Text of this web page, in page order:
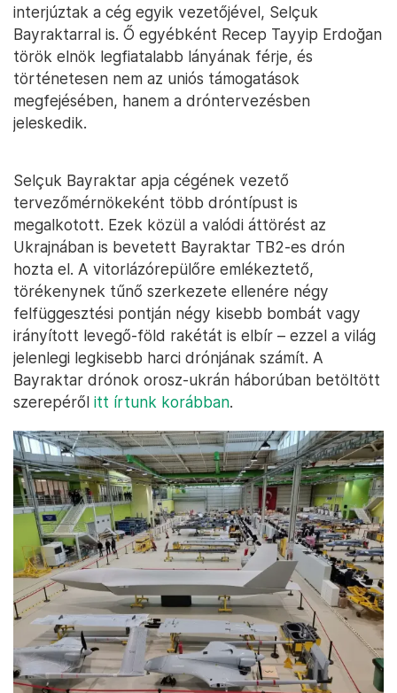
interjúztak a cég egyik vezetőjével, Selçuk
Bayraktarral is. Ő egyébként Recep Tayyip Erdoğan
török elnök legfiatalabb lányának férje, és
történetesen nem az uniós támogatások
megfejésében, hanem a dróntervezésben
jeleskedik.
Selçuk Bayraktar apja cégének vezető
tervezőmérnökeként több dróntípust is
megalkotott. Ezek közül a valódi áttörést az
Ukrajnában is bevetett Bayraktar TB2-es drón
hozta el. A vitorlázórepülőre emlékeztető,
törékenynek tűnő szerkezete ellenére négy
felfüggesztési pontján négy kisebb bombát vagy
irányított levegő-föld rakétát is elbír – ezzel a világ
jelenlegi legkisebb harci drónjának számít. A
Bayraktar drónok orosz-ukrán háborúban betöltött
szerepéről itt írtunk korábban.